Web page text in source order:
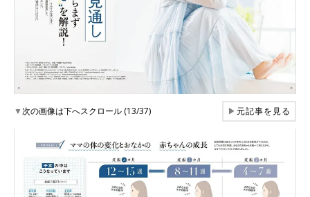
▼次の画像は下へスクロール (13/37) ▶元記事を見る